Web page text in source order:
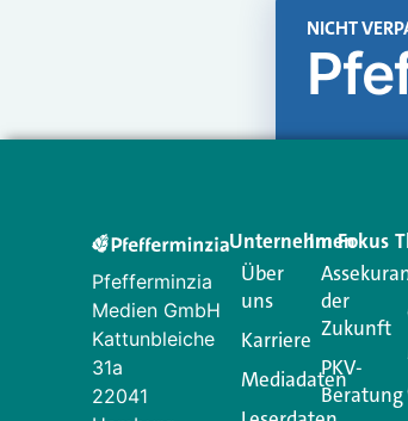
NICHT
Pfefferminzia
Medien GmbH
Kattunbleiche
31a
22041
Unternehmen
Über
uns
Karriere
Mediadaten
Im Fokus
der
Zukunft
PKV-
Beratung